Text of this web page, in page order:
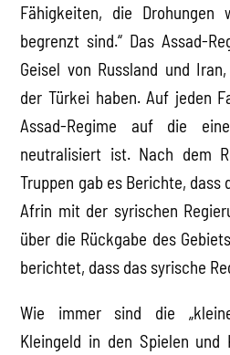
Fähigkeiten, die Drohungen
begrenzt sind.“ Das Assad-
Geisel von Russland und
der Türkei haben. Auf jeden
Assad-Regime auf die
neutralisiert ist. Nach dem
Truppen gab es Berichte, dass
Afrin mit der syrischen
über die Rückgabe des
berichtet, dass das syrische
Wie immer sind die
Kleingeld in den Spielen und